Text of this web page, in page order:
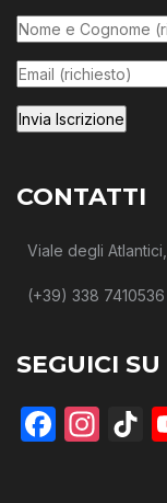
CONTATTI
Viale degli
(+39) 338
SEGUICI SU